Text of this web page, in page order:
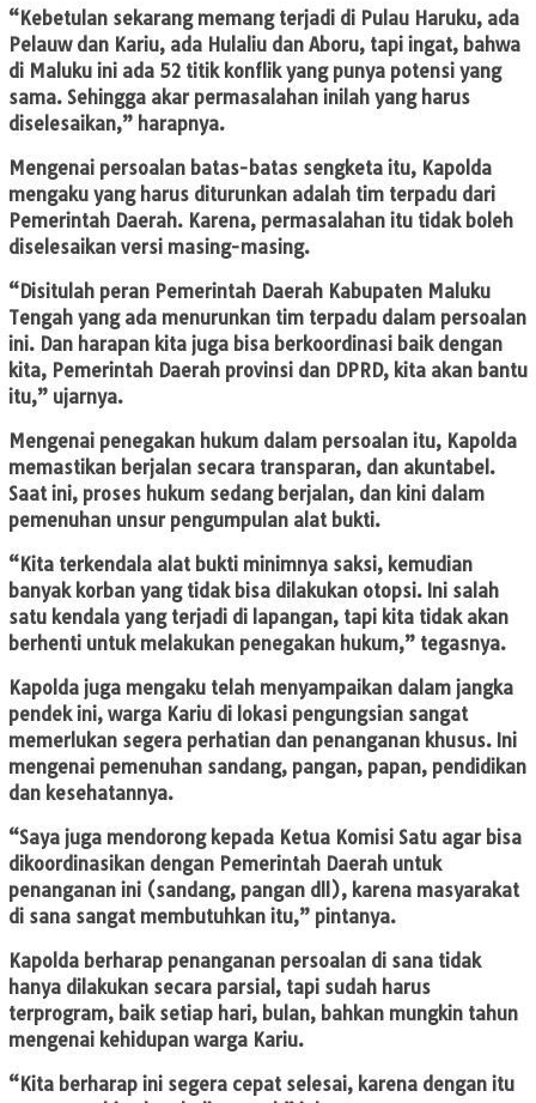
“Kebetulan sekarang memang terjadi di Pulau Haruku, ada
Pelauw dan Kariu, ada Hulaliu dan Aboru, tapi ingat, bahwa
di Maluku ini ada 52 titik konflik yang punya potensi yang
sama. Sehingga akar permasalahan inilah yang harus
diselesaikan,” harapnya.
Mengenai persoalan batas-batas sengketa itu, Kapolda
mengaku yang harus diturunkan adalah tim terpadu dari
Pemerintah Daerah. Karena, permasalahan itu tidak boleh
diselesaikan versi masing-masing.
“Disitulah peran Pemerintah Daerah Kabupaten Maluku
Tengah yang ada menurunkan tim terpadu dalam persoalan
ini. Dan harapan kita juga bisa berkoordinasi baik dengan
kita, Pemerintah Daerah provinsi dan DPRD, kita akan bantu
itu,” ujarnya.
Mengenai penegakan hukum dalam persoalan itu, Kapolda
memastikan berjalan secara transparan, dan akuntabel.
Saat ini, proses hukum sedang berjalan, dan kini dalam
pemenuhan unsur pengumpulan alat bukti.
“Kita terkendala alat bukti minimnya saksi, kemudian
banyak korban yang tidak bisa dilakukan otopsi. Ini salah
satu kendala yang terjadi di lapangan, tapi kita tidak akan
berhenti untuk melakukan penegakan hukum,” tegasnya.
Kapolda juga mengaku telah menyampaikan dalam jangka
pendek ini, warga Kariu di lokasi pengungsian sangat
memerlukan segera perhatian dan penanganan khusus. Ini
mengenai pemenuhan sandang, pangan, papan, pendidikan
dan kesehatannya.
“Saya juga mendorong kepada Ketua Komisi Satu agar bisa
dikoordinasikan dengan Pemerintah Daerah untuk
penanganan ini (sandang, pangan dll), karena masyarakat
di sana sangat membutuhkan itu,” pintanya.
Kapolda berharap penanganan persoalan di sana tidak
hanya dilakukan secara parsial, tapi sudah harus
terprogram, baik setiap hari, bulan, bahkan mungkin tahun
mengenai kehidupan warga Kariu.
“Kita berharap ini segera cepat selesai, karena dengan itu